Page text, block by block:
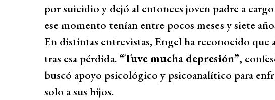
por suicidio y dejó al entonces joven padre a
ese momento tenían entre pocos meses y siete
En distintas entrevistas, Engel ha reconocido que
tras esa pérdida. “Tuve mucha depresión”,
buscó apoyo psicológico y psicoanalítico para
solo a sus hijos.